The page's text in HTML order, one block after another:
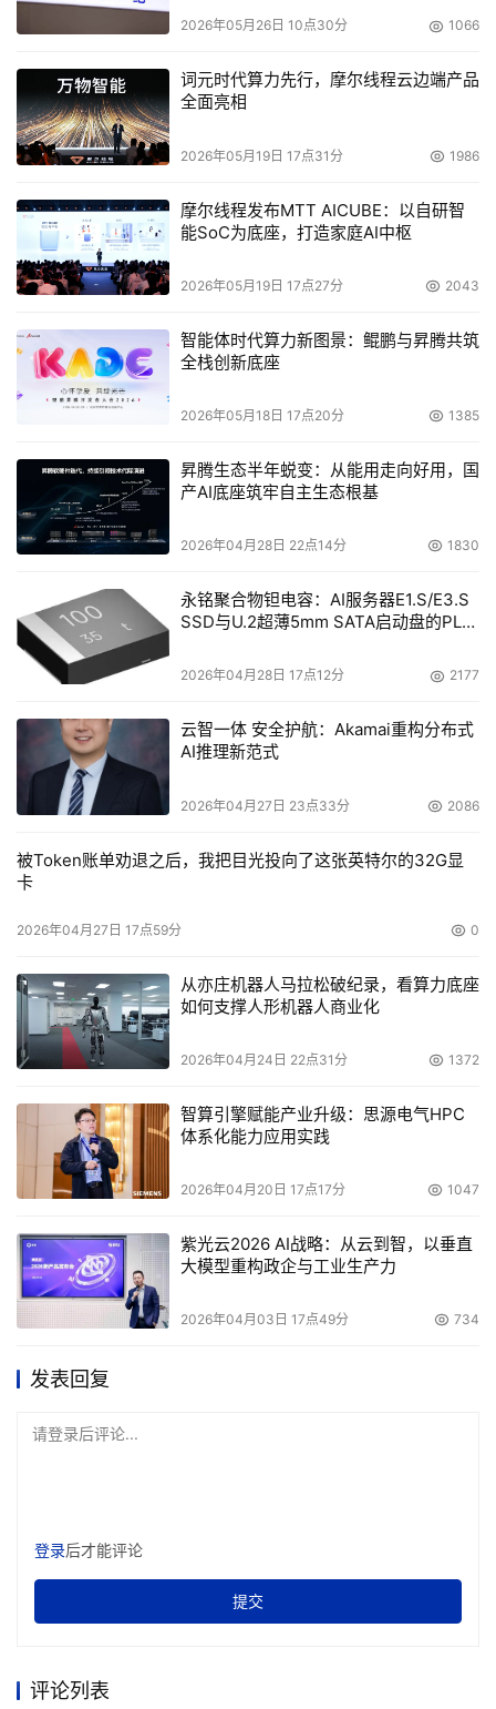
与诸多企业级服务器不同的是，同方TR400 4500采
方TR400 4500在内部管理和使用效果上独领风骚。为了给
用户提供管理上的便捷，整机集成了基于IPMI2.0的IMM 管
理卡，同时支持CPU温度、风扇、工作电压监控等多项管理
行情况，有效的避免硬件的损坏而造成的工作损失。
人性化的管理已让同方TR400 4500所向披靡，而完
善的售后服务器更让用户无可挑剔。为客户提供优秀产品的
同时，清华同方当然不会忘记提供完善的售后服务，让客户
买的放心用的也舒心。清华同方提供３年有限质量保证服
务，全国200多家维修站，27个省会城市和直辖市的备件中
心，加上经过同方认证的服务器技术工程师，随时准备着为
无人出其右的功能特性，游刃有余的性能表现，完善
的售后服务，使得同方TR400 4500理所当然成为中高端服
未来企业级服务器的一些端倪：融合人性化的管理方式将成
为下一代企业服务器竞争的焦点，而清华同方的TR400
4500将会引领服务器进入人性化应用的竞争时代！
本文来源于DOIT传媒，文章内容仅供参考，不构成投资建议。
2026年05月26日 10点30分 1066
词元时代算力先行，摩尔线程云边端产品
全面亮相
2026年05月19日 17点31分 1986
摩尔线程发布MTT AICUBE：以自研智
能SoC为底座，打造家庭AI中枢
2026年05月19日 17点27分 2043
智能体时代算力新图景：鲲鹏与昇腾共筑
全栈创新底座
2026年05月18日 17点20分 1385
昇腾生态半年蜕变：从能用走向好用，国
产AI底座筑牢自主生态根基
2026年04月28日 22点14分 1830
永铭聚合物钽电容：AI服务器E1.S/E3.S
SSD与U.2超薄5mm SATA启动盘的PLP
2026年04月28日 17点12分 2177
云智一体 安全护航：Akamai重构分布式
AI推理新范式
2026年04月27日 23点33分 2086
被Token账单劝退之后，我把目光投向了这张英特尔的32G显
卡
2026年04月27日 17点59分 0
从亦庄机器人马拉松破纪录，看算力底座
如何支撑人形机器人商业化
2026年04月24日 22点31分 1372
智算引擎赋能产业升级：思源电气HPC
体系化能力应用实践
2026年04月20日 17点17分 1047
紫光云2026 AI战略：从云到智，以垂直
大模型重构政企与工业生产力
2026年04月03日 17点49分 734
发表回复
请登录后评论...
登录后才能评论
提交
评论列表